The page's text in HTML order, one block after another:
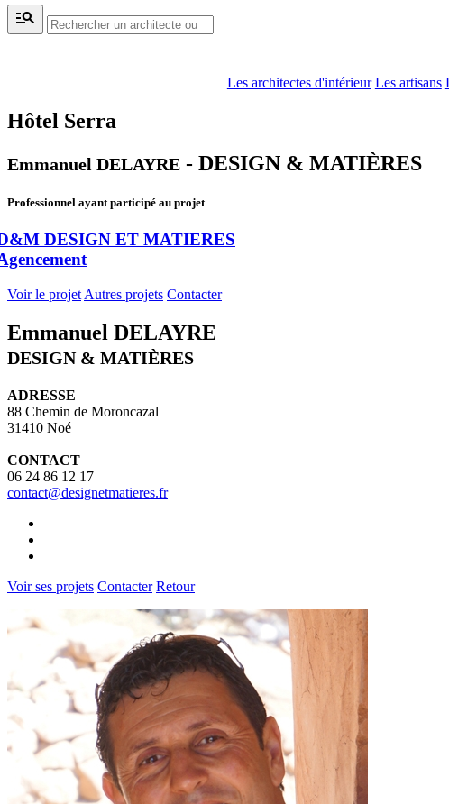
manage_search
Les architectes d'intérieur Les artisans
Hôtel Serra
Emmanuel DELAYRE - DESIGN & MATIÈRES
Professionnel ayant participé au projet
DESIGN ET MATIERES
Voir le projet Autres projets Contacter
Emmanuel DELAYRE
DESIGN & MATIÈRES
ADRESSE
88 Chemin de Moroncazal
31410 Noé
CONTACT
06 24 86 12 17
contact@designetmatieres.fr
Voir ses projets Contacter Retour